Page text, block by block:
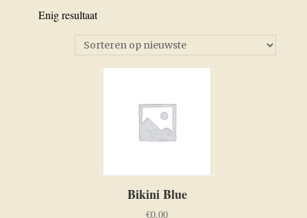
Enig resultaat
Bikini Blue
€0,00